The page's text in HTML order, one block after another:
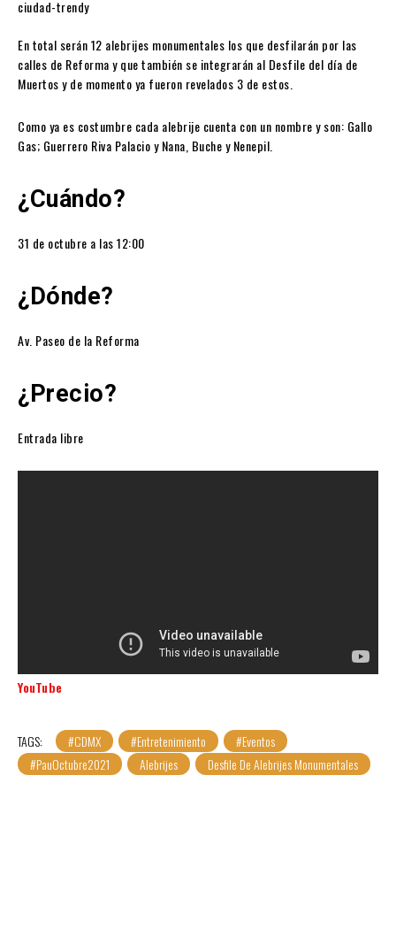
En total serán 12 alebrijes monumentales los que desfilarán por las
calles de Reforma y que también se integrarán al Desfile del día de
Muertos y de momento ya fueron revelados 3 de estos.
Como ya es costumbre cada alebrije cuenta con un nombre y son: Gallo
Gas; Guerrero Riva Palacio y Nana, Buche y Nenepil.
¿Cuándo?
31 de octubre a las 12:00
¿Dónde?
Av. Paseo de la Reforma
¿Precio?
Entrada libre
YouTube
TAGS: #CDMX #Entretenimiento
#Eventos
#PauOctubre2021
Alebrijes Desfile De Alebrijes Monumentales